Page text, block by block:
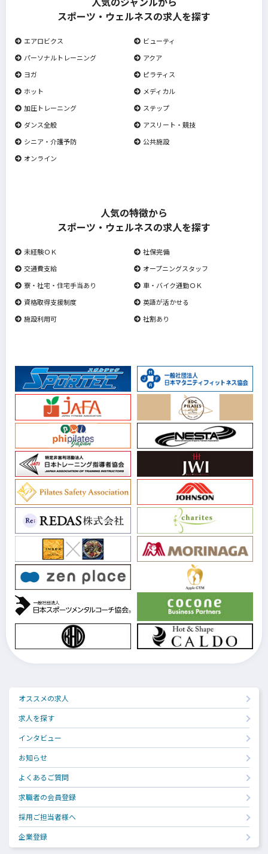
スポーツ・ウェルネスの求人を探す
エアロビクス
ビューティ
パーソナルトレーニング
アクア
ヨガ
ピラティス
ホット
メディカル
加圧トレーニング
ステップ
ダンス全般
アスリート・競技
シニア・介護予防
公共施設
オンライン
人気の特徴から
スポーツ・ウェルネスの求人を探す
未経験ＯＫ
社保完備
交通費支給
オープニングスタッフ
寮・社宅・住宅手当あり
車・バイク通勤ＯＫ
資格取得支援制度
英語が活かせる
施設利用可
社割あり
オススメの求人
求人を探す
インタビュー
お知らせ
よくあるご質問
求職者の会員登録
採用ご担当者様へ
企業登録